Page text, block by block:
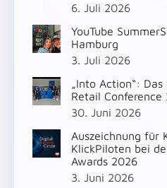
6. Juli 2026
YouTube
Hamburg
3. Juli 2026
„Into Action“:
Retail
30. Juni 2026
Auszeichnung für
KlickPiloten bei
Awards 2026
3. Juni 2026